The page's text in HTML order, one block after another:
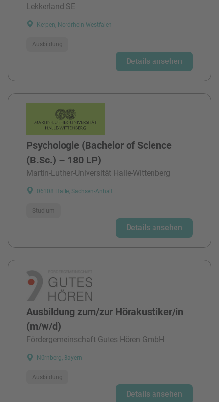
Lekkerland SE
Kerpen, Nordrhein-Westfalen
Ausbildung
Details ansehen
Psychologie (Bachelor of Science
(B.Sc.) – 180 LP)
Martin-Luther-Universität Halle-Wittenberg
06108 Halle, Sachsen-Anhalt
Studium
Details ansehen
Ausbildung zum/zur Hörakustiker/in
(m/w/d)
Fördergemeinschaft Gutes Hören GmbH
Nürnberg, Bayern
Ausbildung
Details ansehen